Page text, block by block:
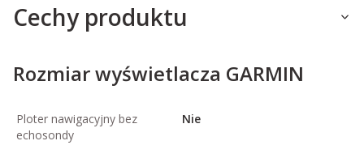
Cechy produktu
Rozmiar wyświetlacza GARMIN
Ploter nawigacyjny bez
echosondy
Nie